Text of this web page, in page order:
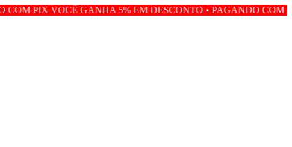
5% EM DESCONTO • PAGANDO COM PIX VOCÊ